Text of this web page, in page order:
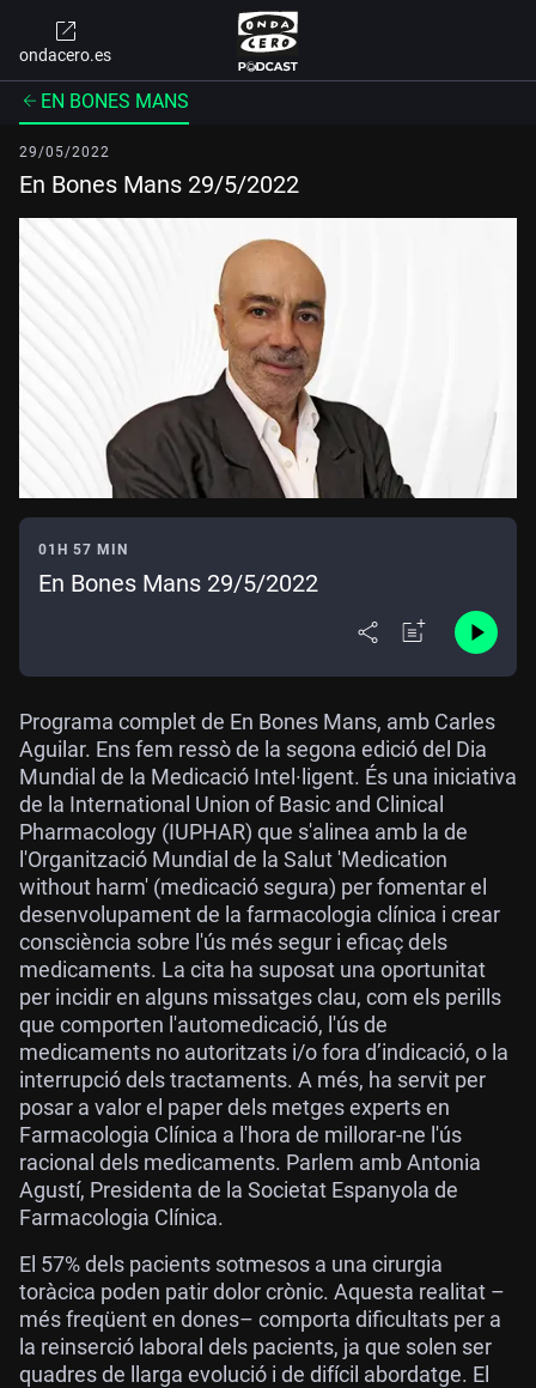
ondacero.es
EN BONES MANS
29/05/2022
En Bones Mans 29/5/2022
01H 57 MIN
En Bones Mans 29/5/2022
Programa complet de En Bones Mans, amb Carles
Aguilar. Ens fem ressò de la segona edició del Dia
Mundial de la Medicació Intel·ligent. És una iniciativa
de la International Union of Basic and Clinical
Pharmacology (IUPHAR) que s'alinea amb la de
l'Organització Mundial de la Salut 'Medication
without harm' (medicació segura) per fomentar el
desenvolupament de la farmacologia clínica i crear
consciència sobre l'ús més segur i eficaç dels
medicaments. La cita ha suposat una oportunitat
per incidir en alguns missatges clau, com els perills
que comporten l'automedicació, l'ús de
medicaments no autoritzats i/o fora d’indicació, o la
interrupció dels tractaments. A més, ha servit per
posar a valor el paper dels metges experts en
Farmacologia Clínica a l'hora de millorar-ne l'ús
racional dels medicaments. Parlem amb Antonia
Agustí, Presidenta de la Societat Espanyola de
Farmacologia Clínica.
El 57% dels pacients sotmesos a una cirurgia
toràcica poden patir dolor crònic. Aquesta realitat –
més freqüent en dones– comporta dificultats per a
la reinserció laboral dels pacients, ja que solen ser
quadres de llarga evolució i de difícil abordatge. El